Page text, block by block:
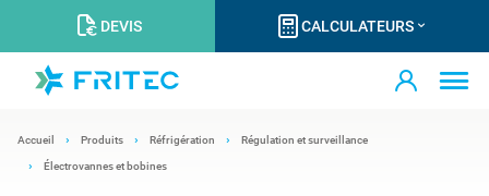
DEVIS CALCULATEURS
Accueil Produits Réfrigération Régulation et surveillance
Électrovannes et bobines